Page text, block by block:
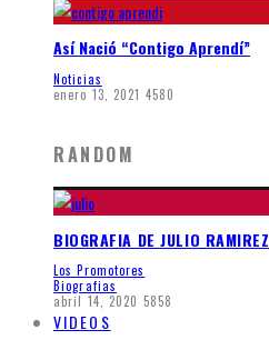
Así Nació “Contigo Aprendí”
Noticias
enero 13, 2021 4580
RANDOM
BIOGRAFIA DE JULIO RAMIREZ
Los Promotores
Biografias
abril 14, 2020 5858
VIDEOS